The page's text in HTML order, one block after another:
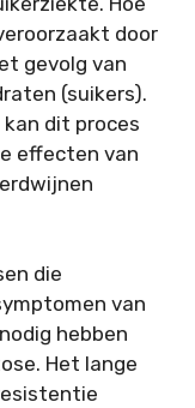
door
gevolg van
(suikers).
dit proces
effecten van
die
van
hebben
Het lange